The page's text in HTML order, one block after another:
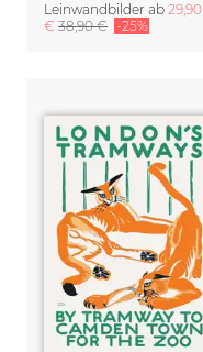
Leinwandbilder ab 29,90
€ 38,90 € -25%